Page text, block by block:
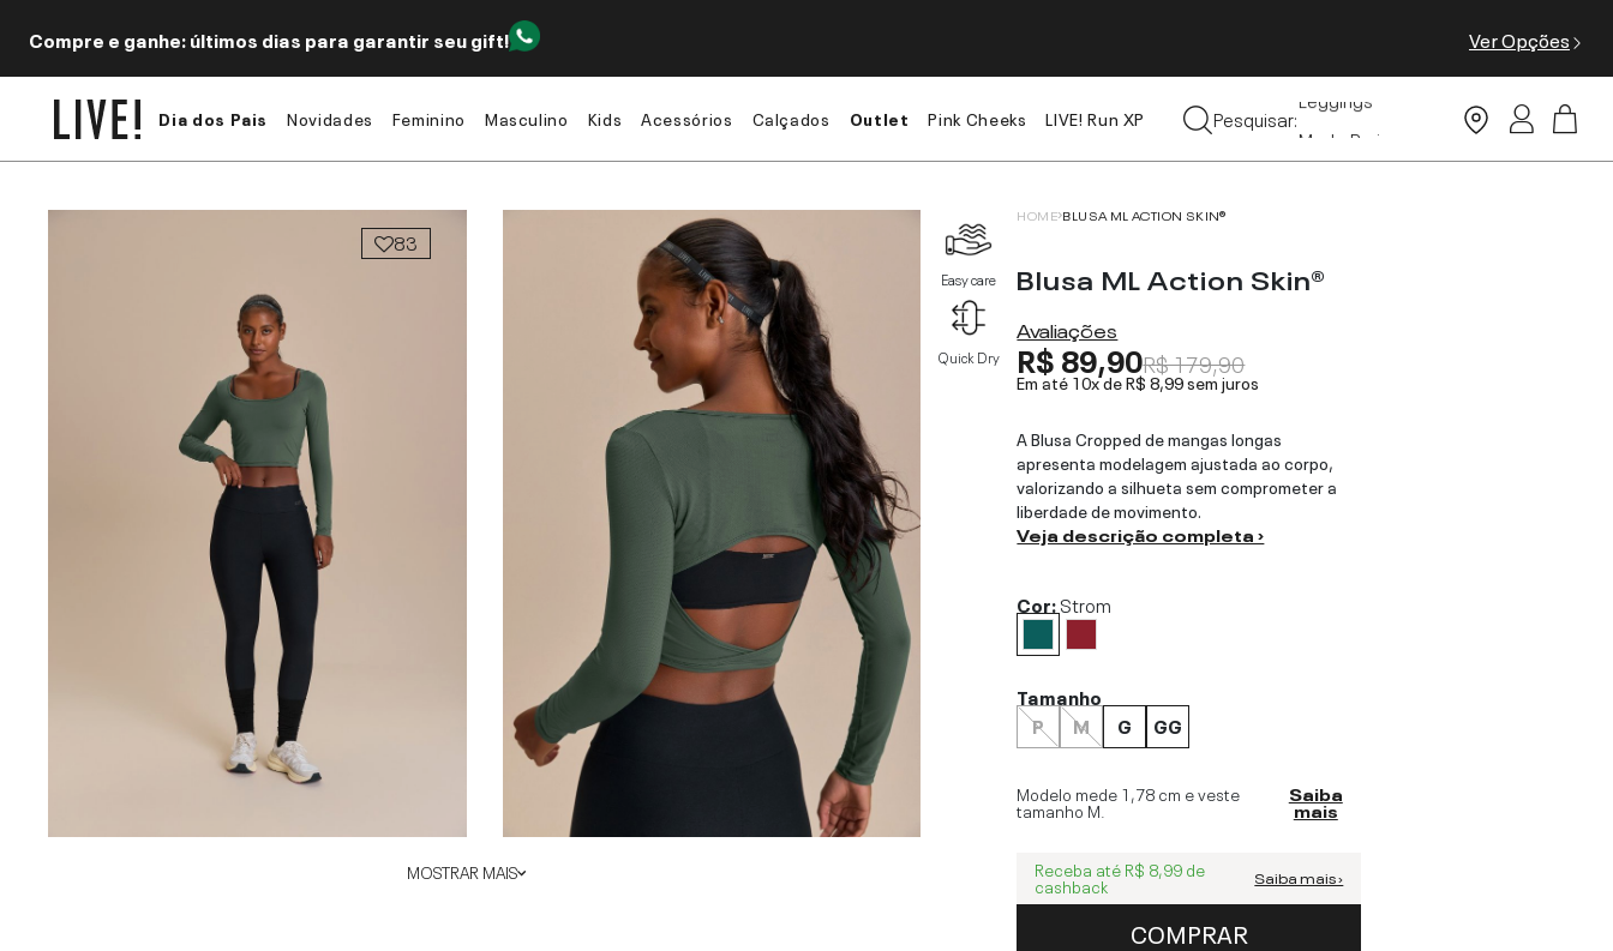
Compre e ganhe: últimos dias para garantir seu gift! Ver Opções
Dia dos Pais Novidades Feminino Masculino Kids Acessórios Calçados Outlet Pink Cheeks LIVE! Run XP Pesquisar:Moda Praia
Leggings
83
MOSTRAR MAIS
Easy care
Quick Dry
HOME BLUSA ML ACTION SKIN®
Blusa ML Action Skin®
Avaliações
R$ 89,90R$ 179,90
Em até 10x deR$ 8,99sem juros
A Blusa Cropped de mangas longas
apresenta modelagem ajustada ao corpo,
valorizando a silhueta sem comprometer a
liberdade de movimento.
Veja descrição completa ›
Cor:Strom
Tamanho
P
M G GG
Modelo mede 1,78 cm e veste
tamanho M
Saiba
mais
Receba até R$ 8,99 de
cashback Saiba mais ›
COMPRAR